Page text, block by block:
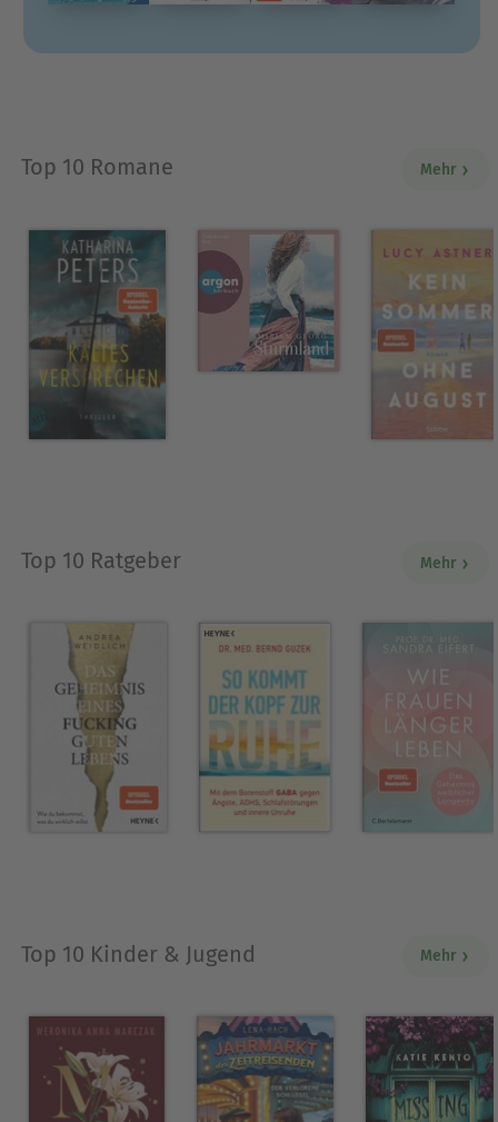
Top 10 Romane Mehr
Top 10 Ratgeber Mehr
Top 10 Kinder & Jugend Mehr